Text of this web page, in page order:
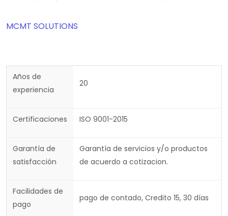
MCMT SOLUTIONS
Años de
experiencia
20
Certificaciones ISO 9001-2015
Garantía de
satisfacción
Garantía de servicios y/o productos
de acuerdo a cotizacion.
Facilidades de
pago
pago de contado, Credito 15, 30 días